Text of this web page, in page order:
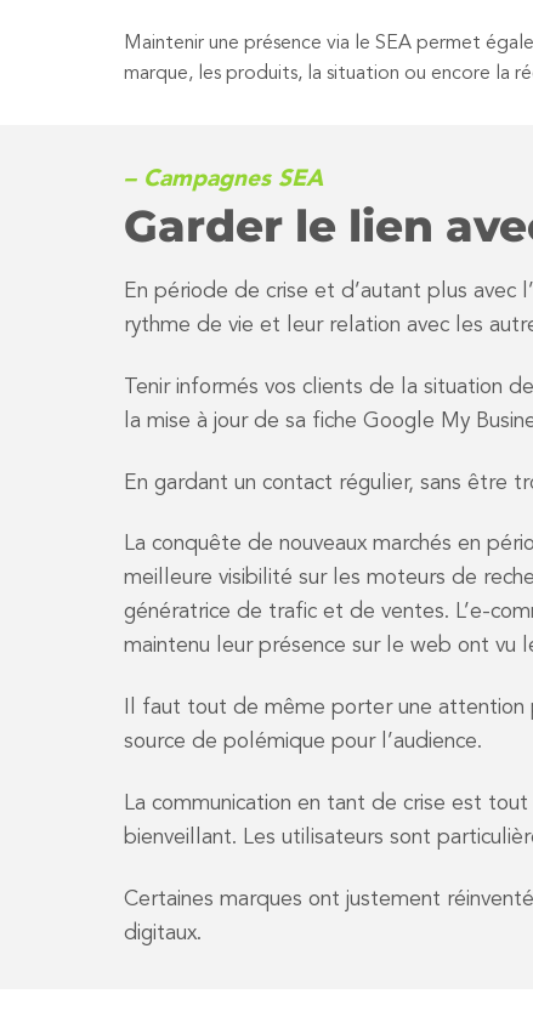
Maintenir une présence via le SEA permet
marque, les produits, la situation ou encore la
– Campagnes SEA
Garder le lien
En période de crise et d’autant plus avec
rythme de vie et leur relation avec les
Tenir informés vos clients de la situation
la mise à jour de sa fiche Google My
En gardant un contact régulier, sans être
La conquête de nouveaux marchés en
meilleure visibilité sur les moteurs de
génératrice de trafic et de ventes. L’e-
maintenu leur présence sur le web ont vu
Il faut tout de même porter une
source de polémique pour l’audience.
La communication en tant de crise est
bienveillant. Les utilisateurs sont
Certaines marques ont justement
digitaux.